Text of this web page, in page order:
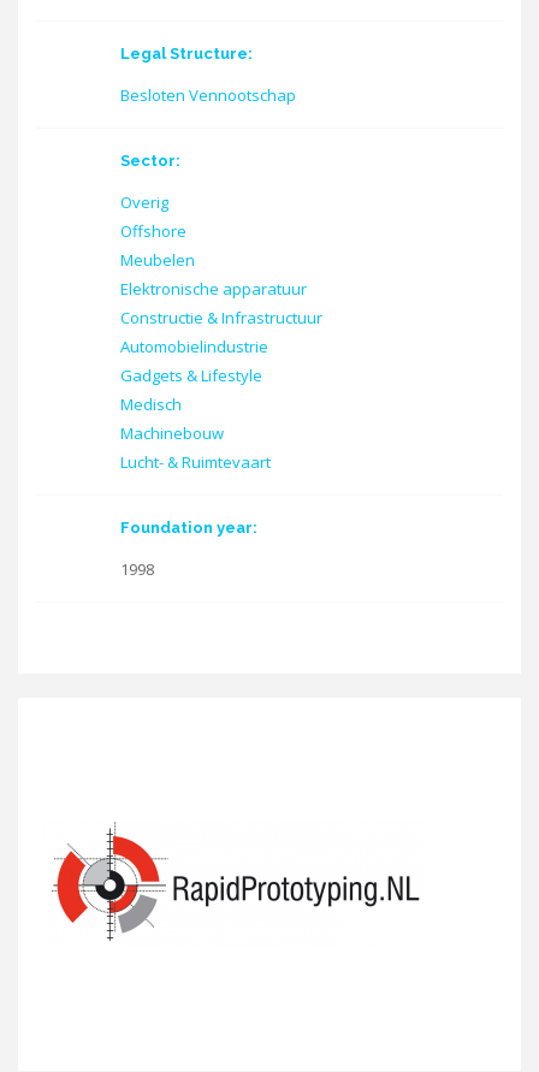
Legal Structure:
Besloten Vennootschap
Sector:
Overig
Offshore
Meubelen
Elektronische apparatuur
Constructie & Infrastructuur
Automobielindustrie
Gadgets & Lifestyle
Medisch
Machinebouw
Lucht- & Ruimtevaart
Foundation year:
1998